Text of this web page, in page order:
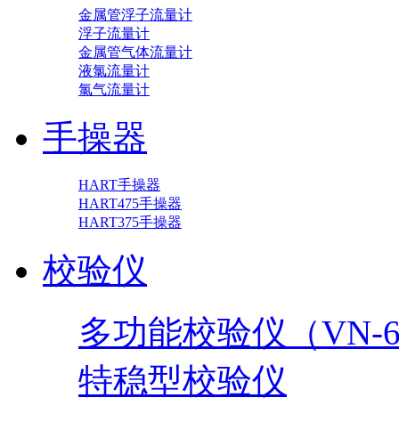
金属管浮子流量计
浮子流量计
金属管气体流量计
液氯流量计
氯气流量计
手操器
HART手操器
HART475手操器
HART375手操器
校验仪
多功能校验仪（VN-
特稳型校验仪